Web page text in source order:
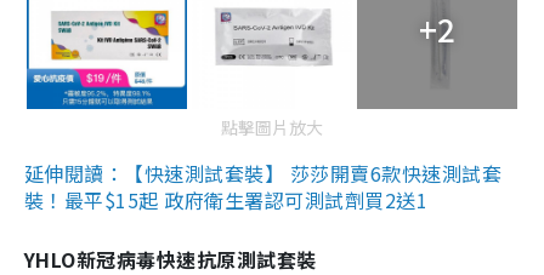
+2
點擊圖片放大
延伸閱讀：【快速測試套裝】 莎莎開賣6款快速測試套
裝！最平$15起 政府衛生署認可測試劑買2送1
YHLO新冠病毒快速抗原測試套裝